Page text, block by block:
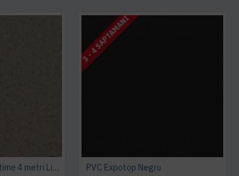
PVC Expoline Gri Latime 4 metri Liana 663
3 - 4 SAPTAMANI
PVC Expotop Negru